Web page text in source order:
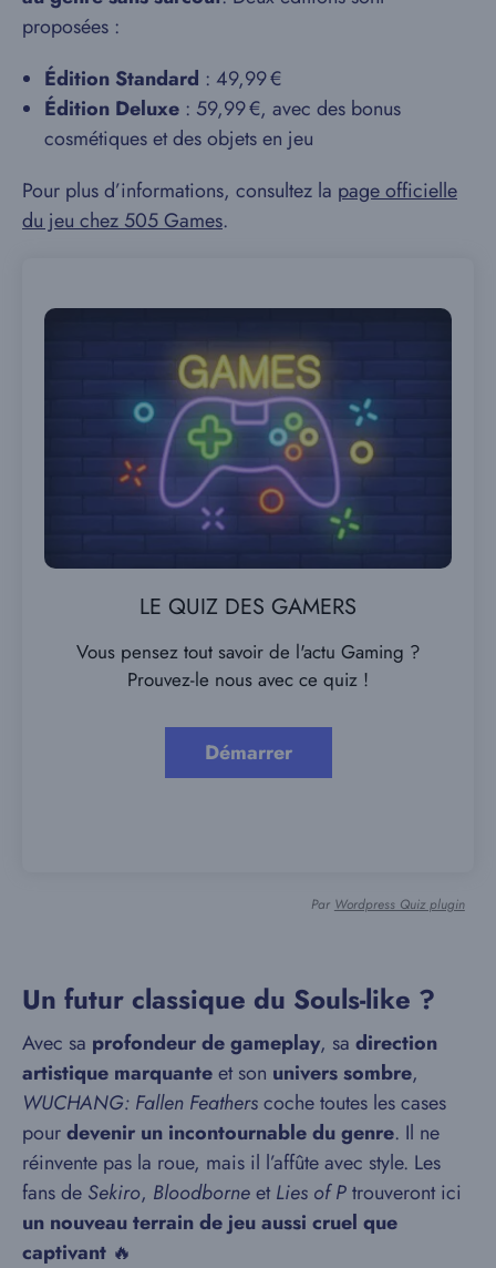
proposées :
Édition Standard : 49,99 €
Édition Deluxe : 59,99 €, avec des bonus
cosmétiques et des objets en jeu
Pour plus d’informations, consultez la page officielle
du jeu chez 505 Games.
LE QUIZ DES GAMERS
Vous pensez tout savoir de l'actu Gaming ?
Prouvez-le nous avec ce quiz !
Par Wordpress Quiz plugin
Un futur classique du Souls-like ?
Avec sa profondeur de gameplay, sa direction
artistique marquanteet son univers sombre,
WUCHANG: Fallen Featherscoche toutes les cases
pourdevenir un incontournable du genre. Il ne
réinvente pas la roue, mais il l’affûte avec style. Les
fans de Sekiro, BloodborneetLies of Ptrouveront ici
un nouveau terrain de jeu aussi cruel que
captivant 🔥